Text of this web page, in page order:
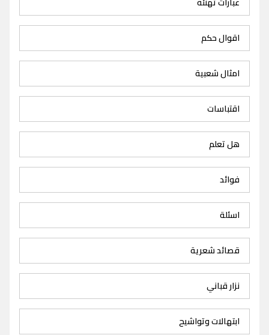
اقوال حكم
امثال شعبية
اقتباسات
هل تعلم
فوائد
اسئلة
قصائد شعرية
نزار قباني
ابتهالات وتواشيح